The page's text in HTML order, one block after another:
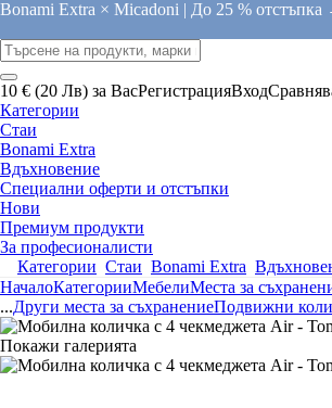
Bonami Extra × Micadoni | До 25 % отстъпка
10 € (20 Лв) за ВасРегистрацияВход
Категории
Стаи
Bonami Extra
Вдъхновение
Специални оферти и отстъпки
Нови
Премиум продукти
За професионалисти
Категории Стаи Bonami Extra
НачалоКатегорииМебелиМеста за
...Други места за съхранениеПодвижни
Покажи галерията